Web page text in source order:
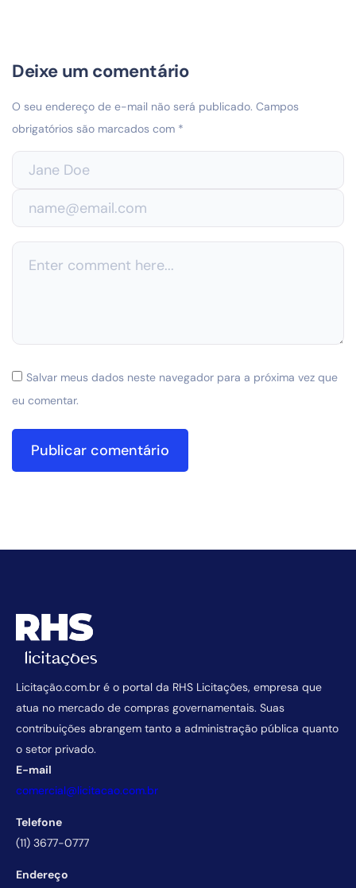
Deixe um comentário
O seu endereço de e-mail não será publicado. Campos
obrigatórios são marcados com *
Salvar meus dados neste navegador para a próxima vez que
eu comentar.
Licitação.com.br é o portal da RHS Licitações, empresa que
atua no mercado de compras governamentais. Suas
contribuições abrangem tanto a administração pública quanto
o setor privado.
E-mail
comercial@licitacao.com.br
Telefone
(11) 3677-0777
Endereço